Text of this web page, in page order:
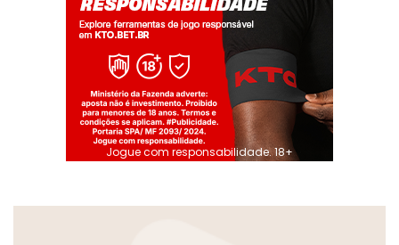
Jogue com responsabilidade. 18+